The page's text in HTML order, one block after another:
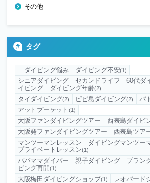
その他
タグ
ダイビング悩み ダイビング不安(1)
シニアダイビング セカンドライフ 60代ダ
イビング ダイビング年齢(2)
タイダイビング(2) ピピ島ダイビング(2) パ
アットプーケット (1)
大阪ファンダイビングツアー 西表島ダイビ
大阪発ファンダイビングツアー 西表島ツア
マンツーマンレッスン ダイビングマンツ
プライベートレッスン(1)
パパママダイバー 親子ダイビング ブラン
ビング再開(1)
大阪梅田ダイビングショップ(1) レオパード